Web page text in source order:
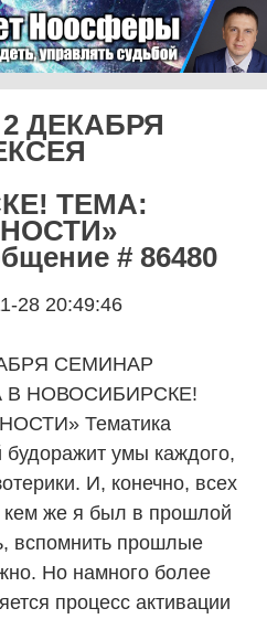
ДЕКАБРЯ
ТЕМА:
# 86480
28 20:49:46
СЕМИНАР
В НОВОСИБИРСКЕ!
Тематика
умы каждого,
И, конечно, всех
кем же я был в прошлой
вспомнить прошлые
Но намного более
процесс активации